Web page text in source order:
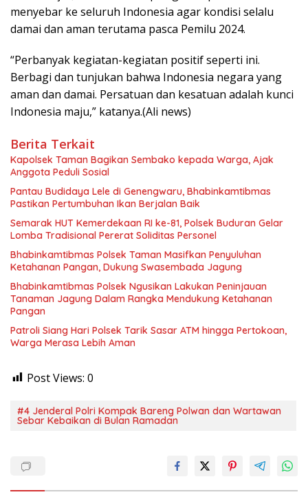
menyebar ke seluruh Indonesia agar kondisi selalu
damai dan aman terutama pasca Pemilu 2024.
“Perbanyak kegiatan-kegiatan positif seperti ini.
Berbagi dan tunjukan bahwa Indonesia negara yang
aman dan damai. Persatuan dan kesatuan adalah kunci
Indonesia maju,” katanya.(Ali news)
Berita Terkait
Kapolsek Taman Bagikan Sembako kepada Warga, Ajak
Anggota Peduli Sosial
Pantau Budidaya Lele di Genengwaru, Bhabinkamtibmas
Pastikan Pertumbuhan Ikan Berjalan Baik
Semarak HUT Kemerdekaan RI ke-81, Polsek Buduran Gelar
Lomba Tradisional Pererat Soliditas Personel
Bhabinkamtibmas Polsek Taman Masifkan Penyuluhan
Ketahanan Pangan, Dukung Swasembada Jagung
Bhabinkamtibmas Polsek Ngusikan Lakukan Peninjauan
Tanaman Jagung Dalam Rangka Mendukung Ketahanan
Pangan
Patroli Siang Hari Polsek Tarik Sasar ATM hingga Pertokoan,
Warga Merasa Lebih Aman
Post Views: 0
#4 Jenderal Polri Kompak Bareng Polwan dan Wartawan
Sebar Kebaikan di Bulan Ramadan